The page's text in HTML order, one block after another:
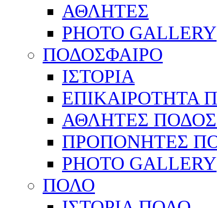
ΑΘΛΗΤΕΣ
PHOTO GALLERY
ΠΟΔΟΣΦΑΙΡΟ
ΙΣΤΟΡΙΑ
ΕΠΙΚΑΙΡΟΤΗΤΑ
ΑΘΛΗΤΕΣ
ΠΡΟΠΟΝΗΤΕΣ
PHOTO GALLERY
ΠΟΛΟ